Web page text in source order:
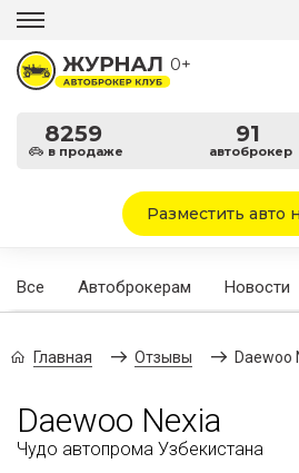
0+
8259
в продаже
91
автоброкер
Разместить авто
Все Автоброкерам Новости
Главная Отзывы Daewoo
Daewoo Nexia
Чудо автопрома Узбекистана